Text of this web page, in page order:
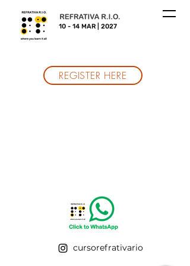
10 - 14 MAR | 2027
REGISTER HERE
cursorefrativario